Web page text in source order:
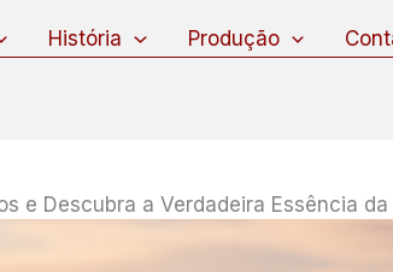
História Produção
e Descubra a Verdadeira Essência